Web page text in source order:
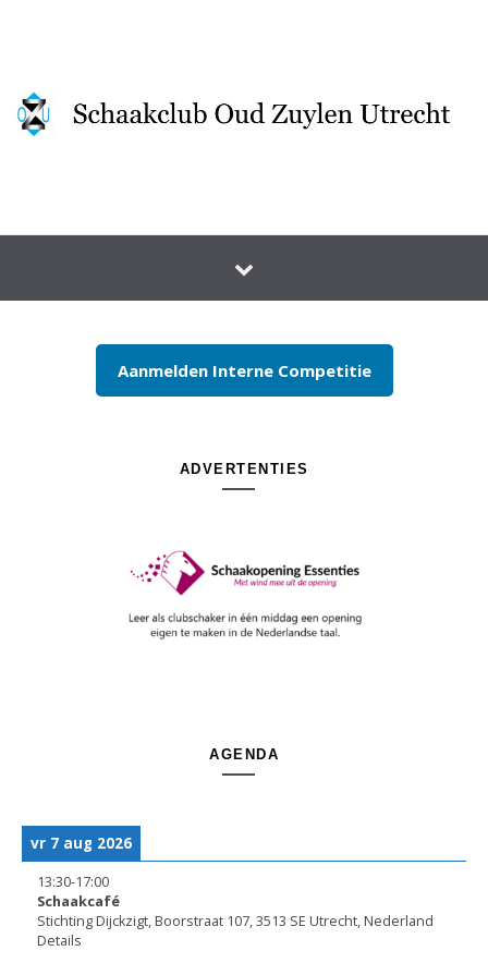
Aanmelden Interne Competitie
ADVERTENTIES
AGENDA
vr 7 aug 2026
13:30-17:00
Schaakcafé
Stichting Dijckzigt, Boorstraat 107, 3513 SE Utrecht, Nederland
Details